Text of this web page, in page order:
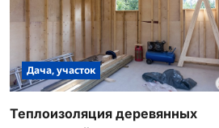
Дача, участок
Теплоизоляция деревянных